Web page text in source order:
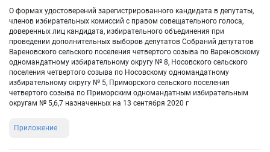
О формах удостоверений зарегистрированного кандидата в депутаты,
членов избирательных комиссий с правом совещательного голоса,
доверенных лиц кандидата, избирательного объединения при
проведении дополнительных выборов депутатов Собраний депутатов
Вареновского сельского поселения четвертого созыва по Вареновскому
одномандатному избирательному округу № 8, Носовского сельского
поселения четвертого созыва по Носовскому одномандатному
избирательному округу № 5, Приморского сельского поселения
четвертого созыва по Приморским одномандатным избирательным
округам № 5,6,7 назначенных на 13 сентября 2020 г
Приложение